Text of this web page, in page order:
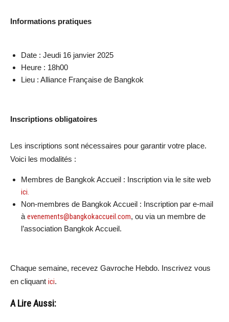
Informations pratiques
Date : Jeudi 16 janvier 2025
Heure : 18h00
Lieu : Alliance Française de Bangkok
Inscriptions obligatoires
Les inscriptions sont nécessaires pour garantir votre place.
Voici les modalités :
Membres de Bangkok Accueil : Inscription via le site web
ici.
Non-membres de Bangkok Accueil : Inscription par e-mail
à evenements@bangkokaccueil.com, ou via un membre de
l’association Bangkok Accueil.
Chaque semaine, recevez Gavroche Hebdo. Inscrivez vous
en cliquant ici.
A Lire Aussi: